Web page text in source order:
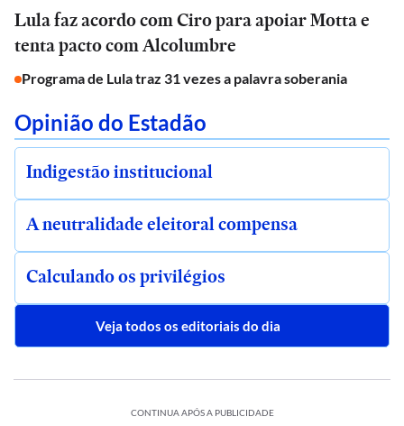
Lula faz acordo com Ciro para apoiar Motta e
tenta pacto com Alcolumbre
Programa de Lula traz 31 vezes a palavra soberania
Opinião do Estadão
Indigestão institucional
A neutralidade eleitoral compensa
Calculando os privilégios
Veja todos os editoriais do dia
CONTINUA APÓS A PUBLICIDADE